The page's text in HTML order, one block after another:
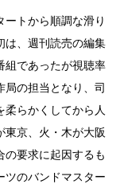
トから順調な滑り
は、週刊読売の編集
組であったが視聴率
局の担当となり、司
らかくしてから人
東京、火・木が大阪
の要求に起因するも
ツのバンドマスター